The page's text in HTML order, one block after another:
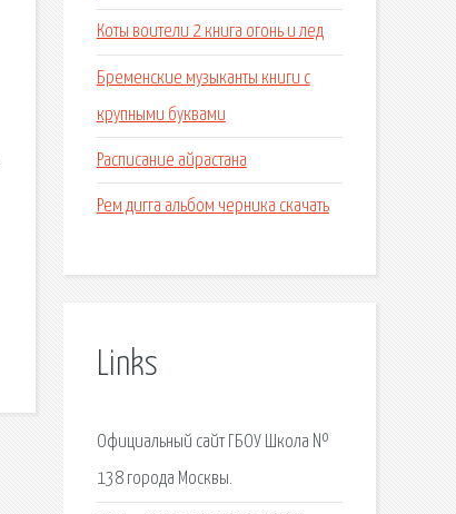
Коты воители 2 книга огонь и лед
Бременские музыканты книги с
крупными буквами
Расписание айрастана
Рем дигга альбом черника скачать
Links
Официальный сайт ГБОУ Школа №
138 города Москвы.